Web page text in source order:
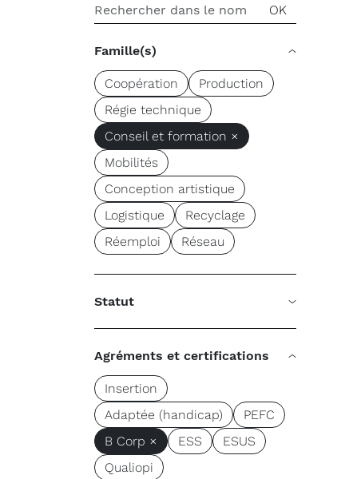
Famille(s)
Coopération
Production
Régie technique
Conseil et formation ×
Mobilités
Conception artistique
Logistique
Recyclage
Réemploi
Réseau
Statut
Agréments et certifications
Insertion
Adaptée (handicap)
PEFC
B Corp ×
ESS
ESUS
Qualiopi